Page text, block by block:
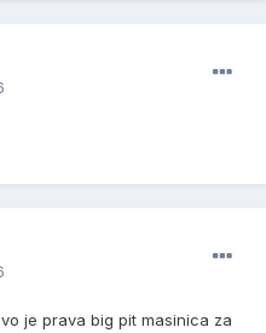
je prava big pit masinica za